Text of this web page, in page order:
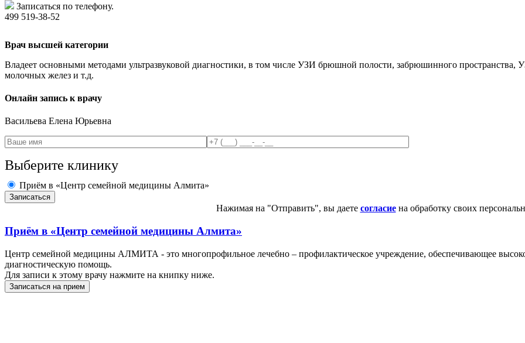
Записаться по телефону.
499 519-38-52
Врач высшей категории
Владеет основными методами ультразвуковой диагностики, в том числе УЗИ брюшной полости, забрюшинного
молочных желез и т.д.
Онлайн запись к врачу
Васильева Елена Юрьевна
Выберите клинику
Приём в «Центр семейной медицины Алмита»
Нажимая на "Отправить", вы даете согласиена обработку своих
Приём в «Центр семейной медицины Алмита»
Центр семейной медицины АЛМИТА - это многопрофильное лечебно – профилактическое учреждение, обеспечивающее
диагностическую помощь.
Для записи к этому врачу нажмите на книпку ниже.
Записаться на прием